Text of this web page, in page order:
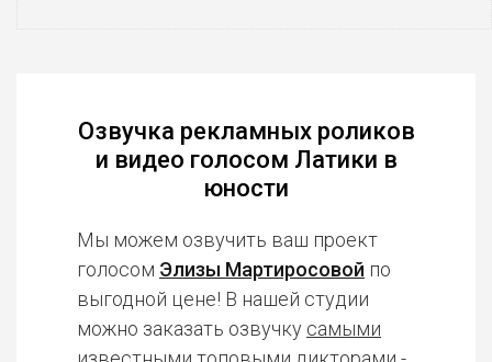
Озвучка рекламных роликов
и видео голосом Латики в
юности
Мы можем озвучить ваш проект
голосом Элизы Мартиросовой по
выгодной цене! В нашей студии
можно заказать озвучку самыми